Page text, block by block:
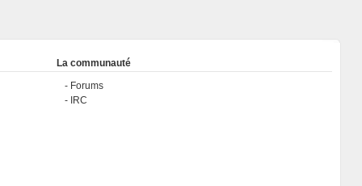
La communauté
Forums
IRC